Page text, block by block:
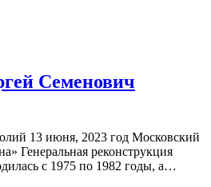
Семенович
13 июня, 2023 год Московский
Генеральная реконструкция
с 1975 по 1982 годы, а…